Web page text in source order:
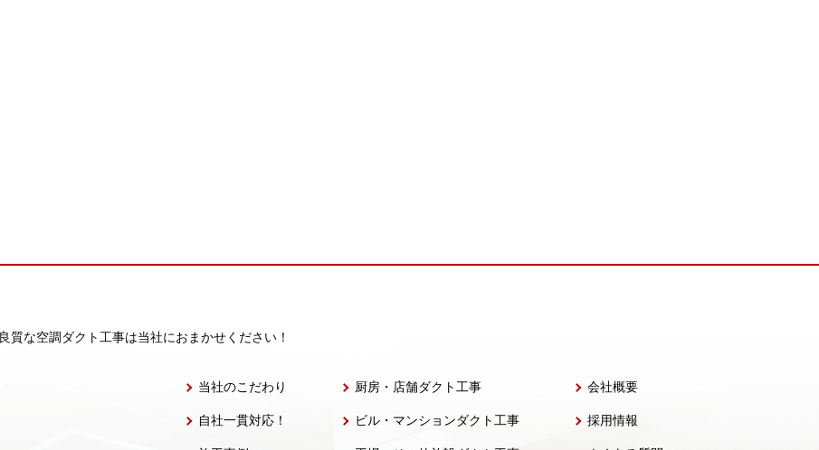
良質な空調ダクト工事は当社におまかせください！
当社のこだわり
自社一貫対応！
厨房・店舗ダクト工事
ビル・マンションダクト工事
会社概要
採用情報